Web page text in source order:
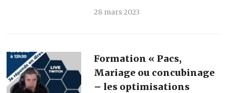
28 mars 2023
Formation « Pacs,
Mariage ou concubinage
– les optimisations